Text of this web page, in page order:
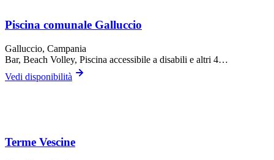
Piscina comunale Galluccio
Galluccio, Campania
Bar, Beach Volley, Piscina accessibile a disabili e altri 4…
Vedi disponibilità
Terme Vescine